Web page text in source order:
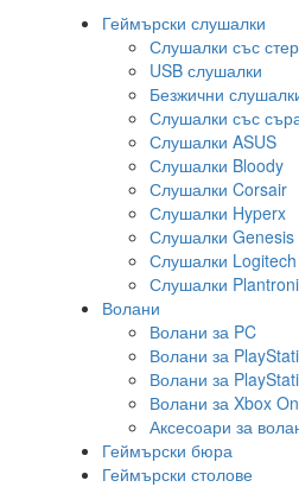
Геймърски слушалки
Слушалки със
USB слушалки
Безжични
Слушалки със
Слушалки ASUS
Слушалки Bloody
Слушалки Corsair
Слушалки Hyperx
Слушалки Genesis
Слушалки Logitech
Слушалки
Волани
Волани за PC
Волани за
Волани за
Волани за Xbox
Аксесоари за
Геймърски бюра
Геймърски столове